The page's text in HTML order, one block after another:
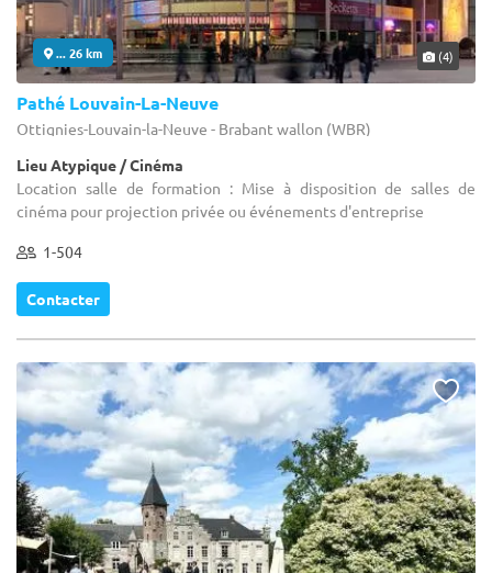
... 26 km (4)
Pathé Louvain-La-Neuve
Ottignies-Louvain-la-Neuve - Brabant wallon (WBR)
Lieu Atypique / Cinéma
Location salle de formation : Mise à disposition de salles de
cinéma pour projection privée ou événements d'entreprise
1-504
Contacter